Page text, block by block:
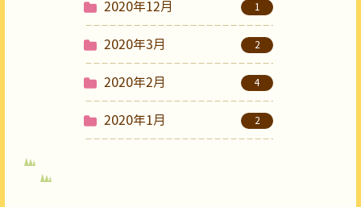
2020年12月 1
2020年3月 2
2020年2月 4
2020年1月 2